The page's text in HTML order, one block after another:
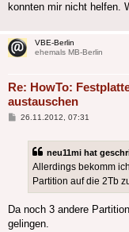
konnten mir nicht helfen.
VBE-Berlin
ehemals MB-Berlin
Re: HowTo:
austauschen
Beitrag
26.11.2012, 07:31
neu11mi hat
Allerdings bekomm
Partition auf die 2Tb
Da noch 3 andere
gelingen.